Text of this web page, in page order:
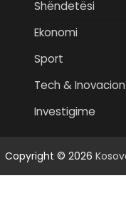
Shëndetësi
Ekonomi
Sport
Tech & Inovacion
Investigime